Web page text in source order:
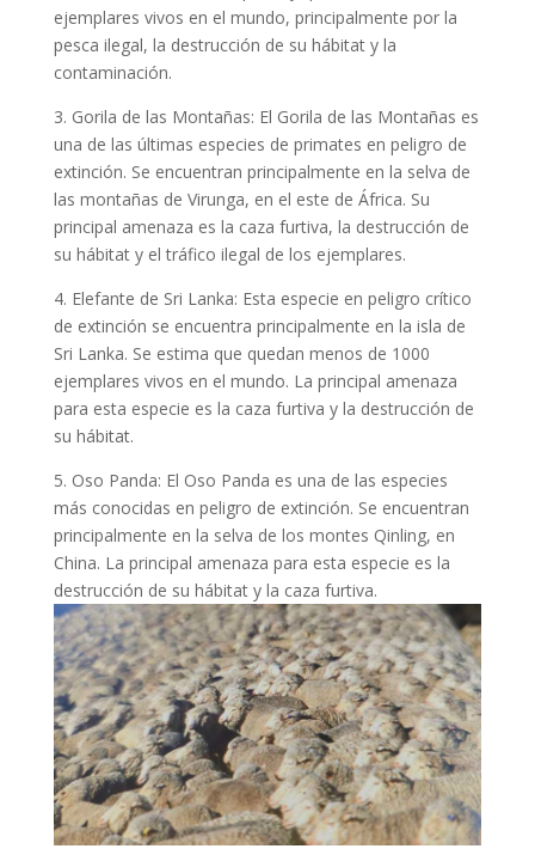
ejemplares vivos en el mundo, principalmente por la
pesca ilegal, la destrucción de su hábitat y la
contaminación.
3. Gorila de las Montañas: El Gorila de las Montañas es
una de las últimas especies de primates en peligro de
extinción. Se encuentran principalmente en la selva de
las montañas de Virunga, en el este de África. Su
principal amenaza es la caza furtiva, la destrucción de
su hábitat y el tráfico ilegal de los ejemplares.
4. Elefante de Sri Lanka: Esta especie en peligro crítico
de extinción se encuentra principalmente en la isla de
Sri Lanka. Se estima que quedan menos de 1000
ejemplares vivos en el mundo. La principal amenaza
para esta especie es la caza furtiva y la destrucción de
su hábitat.
5. Oso Panda: El Oso Panda es una de las especies
más conocidas en peligro de extinción. Se encuentran
principalmente en la selva de los montes Qinling, en
China. La principal amenaza para esta especie es la
destrucción de su hábitat y la caza furtiva.